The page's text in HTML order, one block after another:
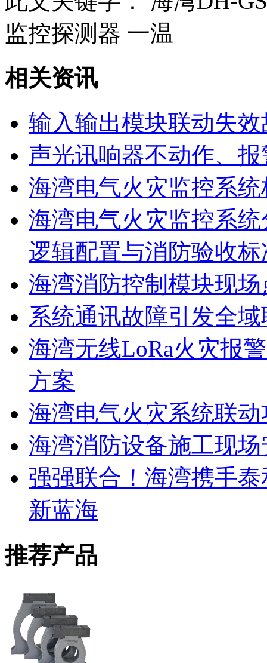
监控探测器 一温
相关资讯
输入输出模块联动失效
声光讯响器不动作、
海湾电气火灾监控系
海湾电气火灾监控系
逻辑配置与消防验收标
海湾消防控制模块现
系统通讯故障引发全
海湾无线LoRa火灾报
方案
海湾电气火灾系统联
海湾消防设备施工现
强强联合！海湾携手
新蓝海
推荐产品